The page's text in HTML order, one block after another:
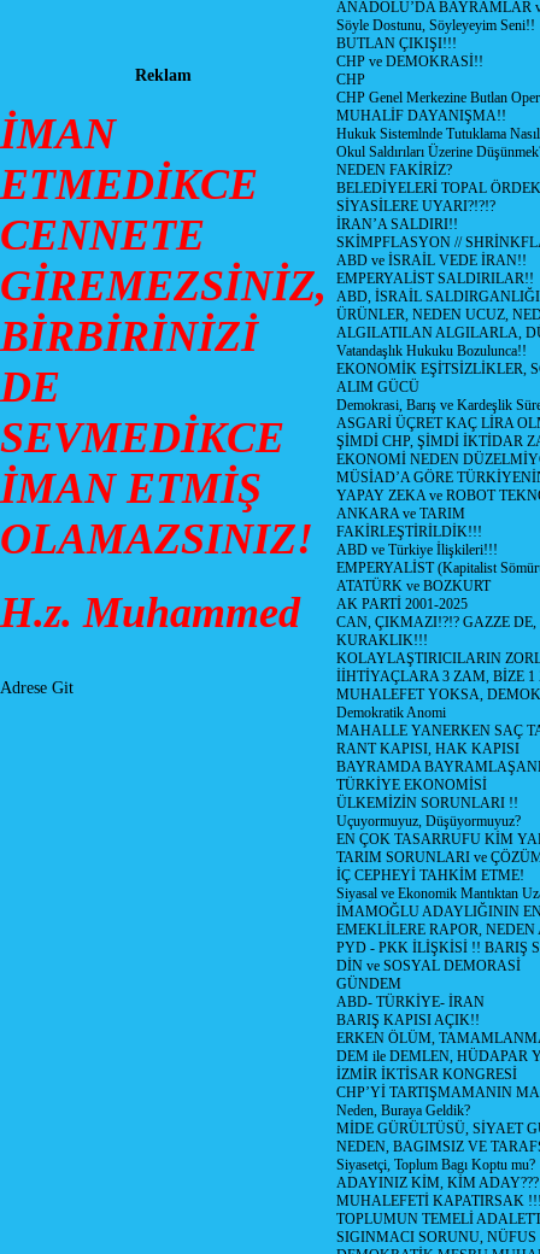
Reklam
İMAN
ETMEDİKCE
CENNETE
GİREMEZSİNİZ,
BİRBİRİNİZİ
DE
SEVMEDİKCE
İMAN ETMİŞ
OLAMAZSINIZ!
H.z. Muhammed
Adrese Git
ANADOLU’DA BAYRAMLAR
Söyle Dostunu, Söyleyeyim Seni!!
BUTLAN ÇIKIŞI!!!
CHP ve DEMOKRASİ!!
CHP
CHP Genel Merkezine Butlan
MUHALİF DAYANIŞMA!!
Hukuk Sistemlnde Tutuklama
Okul Saldırıları Üzerine
NEDEN FAKİRİZ?
BELEDİYELERİ TOPAL
SİYASİLERE UYARI?!?!?
İRAN’A SALDIRI!!
SKİMPFLASYON //
ABD ve İSRAİL VEDE İRAN!!
EMPERYALİST SALDIRILAR!!
ABD, İSRAİL SALDIRGANLIĞI
ÜRÜNLER, NEDEN UCUZ,
ALGILATILAN ALGILARLA,
Vatandaşlık Hukuku Bozulunca!!
EKONOMİK EŞİTSİZLİKLER,
ALIM GÜCÜ
Demokrasi, Barış ve Kardeşlik
ASGARİ ÜÇRET KAÇ LİRA
ŞİMDİ CHP, ŞİMDİ İKTİDAR
EKONOMİ NEDEN
MÜSİAD’A GÖRE
YAPAY ZEKA ve ROBOT
ANKARA ve TARIM
FAKİRLEŞTİRİLDİK!!!
ABD ve Türkiye İlişkileri!!!
EMPERYALİST (Kapitalist
ATATÜRK ve BOZKURT
AK PARTİ 2001-2025
CAN, ÇIKMAZI!?!? GAZZE
KURAKLIK!!!
KOLAYLAŞTIRICILARIN
İİHTİYAÇLARA 3 ZAM, BİZE
MUHALEFET YOKSA,
Demokratik Anomi
MAHALLE YANERKEN SAÇ
RANT KAPISI, HAK KAPISI
BAYRAMDA
TÜRKİYE EKONOMİSİ
ÜLKEMİZİN SORUNLARI !!
Uçuyormuyuz, Düşüyormuyuz?
EN ÇOK TASARRUFU KİM
TARIM SORUNLARI ve
İÇ CEPHEYİ TAHKİM ETME!
Siyasal ve Ekonomik Mantıktan
İMAMOĞLU ADAYLIĞININ
EMEKLİLERE RAPOR,
PYD - PKK İLİŞKİSİ !! BARIŞ
DİN ve SOSYAL DEMORASİ
GÜNDEM
ABD- TÜRKİYE- İRAN
BARIŞ KAPISI AÇIK!!
ERKEN ÖLÜM,
DEM ile DEMLEN, HÜDAPAR
İZMİR İKTİSAR KONGRESİ
CHP’Yİ TARTIŞMAMANIN
Neden, Buraya Geldik?
MİDE GÜRÜLTÜSÜ, SİYAET
NEDEN, BAGIMSIZ VE
Siyasetçi, Toplum Bagı Koptu mu?
ADAYINIZ KİM, KİM ADAY???
MUHALEFETİ KAPATIRSAK
TOPLUMUN TEMELİ
SIGINMACI SORUNU,